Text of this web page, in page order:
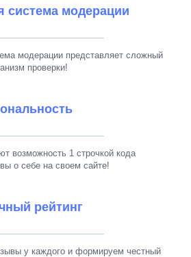
система модерации
модерации представляет сложный
проверки!
возможность 1 строчкой кода
о себе на своем сайте!
рейтинг
у каждого и формируем честный